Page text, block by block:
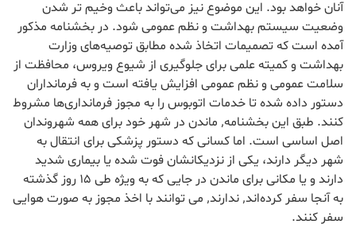
آنان خواهد بود. این موضوع نیز می‌تواند باعث وخیم تر شدن
وضعیت سیستم بهداشت و نظم عمومی شود. در بخشنامه مذکور
آمده است که تصمیمات اتخاذ شده مطابق توصیه‌های وزارت
بهداشت و کمیته علمی برای جلوگیری از شیوع ویروس، محافظت از
سلامت عمومی و نظم عمومی افزایش یافته است و به فرمانداران
دستور داده شده تا خدمات اتوبوس را به مجوز فرمانداری‌ها مشروط
کنند. طبق این بخشنامه٬ ماندن در شهر خود برای همه شهروندان
اصل اساسی است. اما کسانی که دستور پزشکی برای انتقال به
شهر دیگر دارند، یکی از نزدیکانشان فوت شده یا بیماری شدید
دارند و یا مکانی برای ماندن در جایی که به ویژه طی 15 روز گذشته
به آنجا سفر کرده‌اند٬ ندارند٬ می توانند با اخذ مجوز به صورت هوایی
سفر کنند.